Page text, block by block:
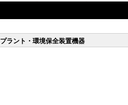
プラント・環境保全装置機器